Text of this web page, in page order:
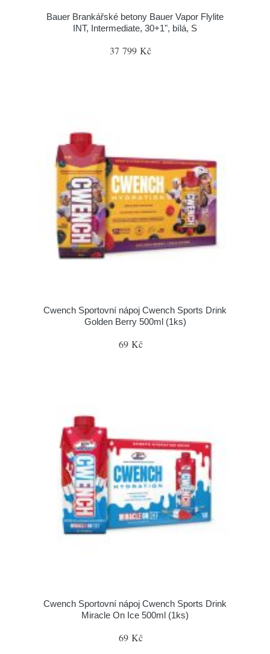
Bauer Brankářské betony Bauer Vapor Flylite
INT, Intermediate, 30+1", bílá, S
37 799 Kč
Cwench Sportovní nápoj Cwench Sports Drink
Golden Berry 500ml (1ks)
69 Kč
Cwench Sportovní nápoj Cwench Sports Drink
Miracle On Ice 500ml (1ks)
69 Kč